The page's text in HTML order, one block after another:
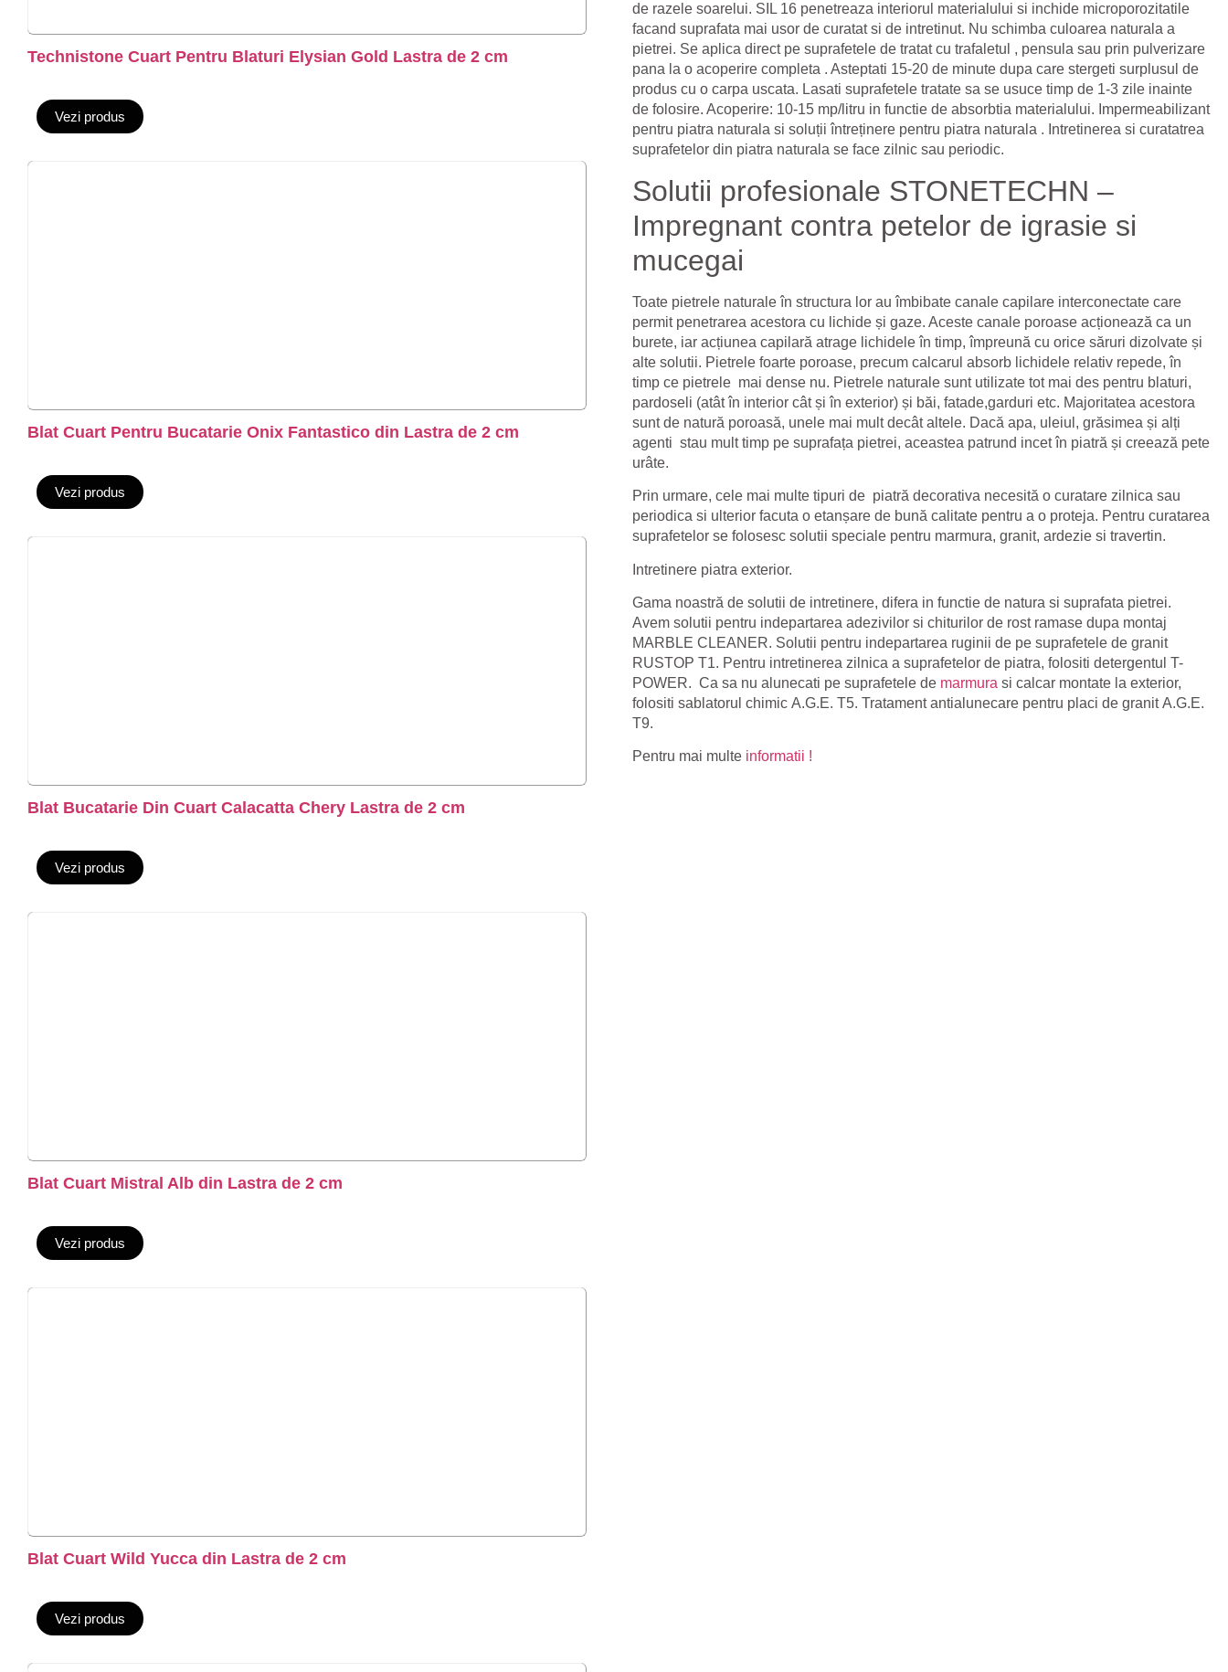
Technistone Cuart Pentru Blaturi Elysian Gold Lastra de 2 cm
Vezi produs
Blat Cuart Pentru Bucatarie Onix Fantastico din Lastra de 2 cm
Vezi produs
Blat Bucatarie Din Cuart Calacatta Chery Lastra de 2 cm
Vezi produs
Blat Cuart Mistral Alb din Lastra de 2 cm
Vezi produs
Blat Cuart Wild Yucca din Lastra de 2 cm
Vezi produs
de razele soarelui. SIL 16 penetreaza interiorul materialului si inchide microporozitatile
facand suprafata mai usor de curatat si de intretinut. Nu schimba culoarea naturala a
pietrei. Se aplica direct pe suprafetele de tratat cu trafaletul , pensula sau prin pulverizare
pana la o acoperire completa . Asteptati 15-20 de minute dupa care stergeti surplusul de
produs cu o carpa uscata. Lasati suprafetele tratate sa se usuce timp de 1-3 zile inainte
de folosire. Acoperire: 10-15 mp/litru in functie de absorbtia materialului. Impermeabilizant
pentru piatra naturala si soluții întreținere pentru piatra naturala . Intretinerea si curatatrea
suprafetelor din piatra naturala se face zilnic sau periodic.
Solutii profesionale STONETECHN –
Impregnant contra petelor de igrasie si
mucegai
Toate pietrele naturale în structura lor au îmbibate canale capilare interconectate care
permit penetrarea acestora cu lichide și gaze. Aceste canale poroase acționează ca un
burete, iar acțiunea capilară atrage lichidele în timp, împreună cu orice săruri dizolvate și
alte solutii. Pietrele foarte poroase, precum calcarul absorb lichidele relativ repede, în
timp ce pietrele mai dense nu. Pietrele naturale sunt utilizate tot mai des pentru blaturi,
pardoseli (atât în ​​interior cât și în exterior) și băi, fatade,garduri etc. Majoritatea acestora
sunt de natură poroasă, unele mai mult decât altele. Dacă apa, uleiul, grăsimea și alți
agenti stau mult timp pe suprafața pietrei, aceastea patrund incet în piatră și creează pete
urâte.
Prin urmare, cele mai multe tipuri de piatră decorativa necesită o curatare zilnica sau
periodica si ulterior facuta o etanșare de bună calitate pentru a o proteja. Pentru curatarea
suprafetelor se folosesc solutii speciale pentru marmura, granit, ardezie si travertin.
Intretinere piatra exterior.
Gama noastră de solutii de intretinere, difera in functie de natura si suprafata pietrei.
Avem solutii pentru indepartarea adezivilor si chiturilor de rost ramase dupa montaj
MARBLE CLEANER. Solutii pentru indepartarea ruginii de pe suprafetele de granit
RUSTOP T1. Pentru intretinerea zilnica a suprafetelor de piatra, folositi detergentul T-
POWER. Ca sa nu alunecati pe suprafetele de marmura si calcar montate la exterior,
folositi sablatorul chimic A.G.E. T5. Tratament antialunecare pentru placi de granitA.G.E.
T9.
Pentru mai multe informatii !